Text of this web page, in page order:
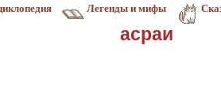
Легенды и мифы
асраи